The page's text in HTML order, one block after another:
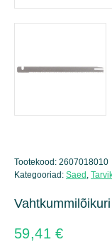
Tootekood: 2607018010
Kategooriad: Saed
59,41€